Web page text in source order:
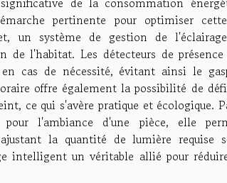
pertinente pour optimiser
un système de gestion de
l'habitat. Les détecteurs de
cas de nécessité, évitant ainsi le
offre également la possibilité de
ce qui s'avère pratique et écologique.
pour l'ambiance d'une pièce, elle
la quantité de lumière requise
intelligent un véritable allié pour